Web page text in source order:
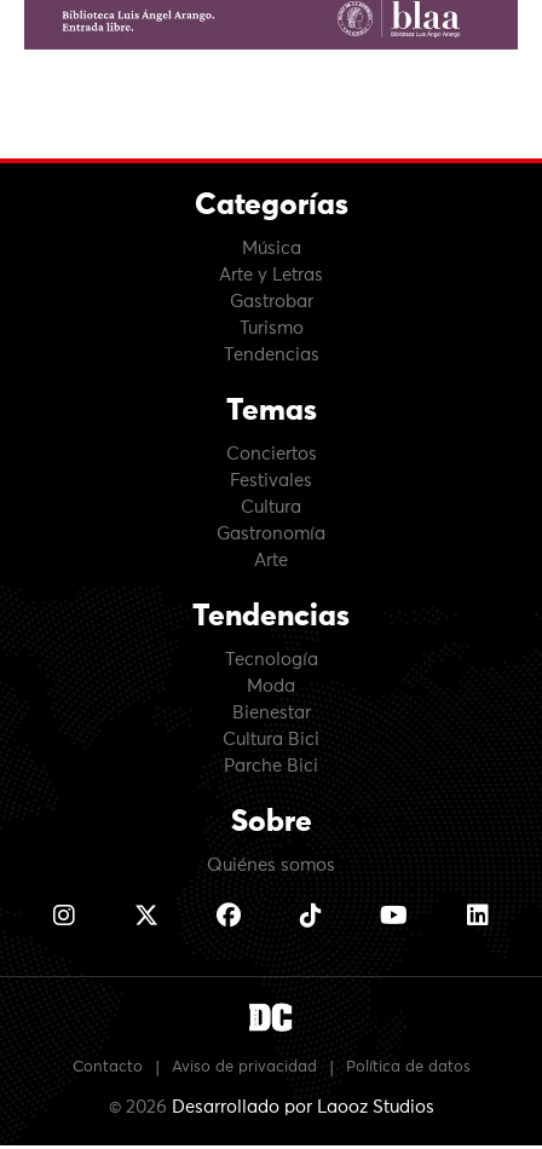
Categorías
Música
Arte y Letras
Gastrobar
Turismo
Tendencias
Temas
Conciertos
Festivales
Cultura
Gastronomía
Arte
Tendencias
Tecnología
Moda
Bienestar
Cultura Bici
Parche Bici
Sobre
Quiénes somos
Contacto Aviso de privacidad Política de datos
© 2026 Desarrollado por Laooz Studios